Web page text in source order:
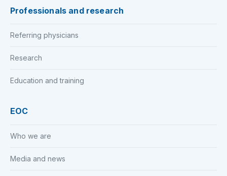
Professionals and research
Referring physicians
Research
Education and training
EOC
Who we are
Media and news